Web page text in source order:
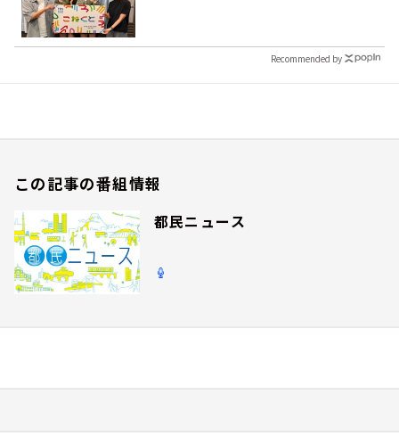
Recommended by
この記事の番組情報
都民ニュース